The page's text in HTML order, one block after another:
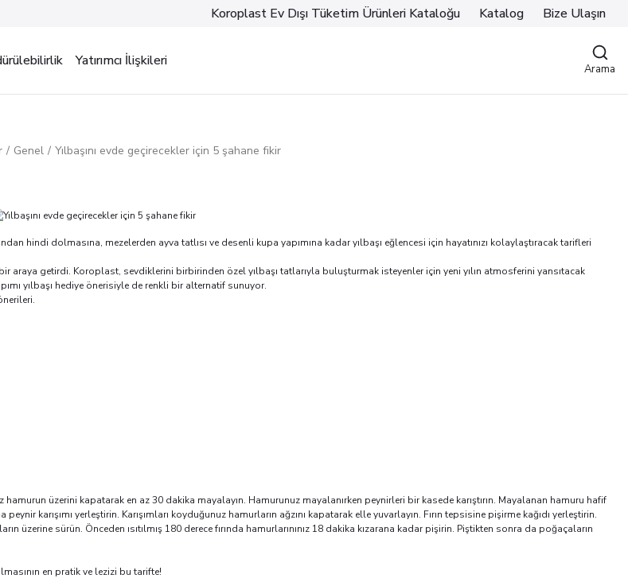
Koroplast Ev Dışı Tüketim Ürünleri Kataloğu Katalog Bize Ulaşın
Yatırımcı İlişkileri Arama
Genel Yılbaşını evde geçirecekler için 5 şahane fikir
hindi dolmasına, mezelerden ayva tatlısı ve desenli kupa yapımına kadar yılbaşı eğlencesi için hayatınızı kolaylaştıracak tarifleri
araya getirdi. Koroplast, sevdiklerini birbirinden özel yılbaşı tatlarıyla buluşturmak isteyenler için yeni yılın atmosferini yansıtacak
yılbaşı hediye önerisiyle de renkli bir alternatif sunuyor.
üzerini kapatarak en az 30 dakika mayalayın. Hamurunuz mayalanırken peynirleri bir kasede karıştırın. Mayalanan hamuru hafif
karışımı yerleştirin. Karışımları koyduğunuz hamurların ağzını kapatarak elle yuvarlayın. Fırın tepsisine pişirme kağıdı yerleştirin.
üzerine sürün. Önceden ısıtılmış 180 derece fırında hamurlarınınız 18 dakika kızarana kadar pişirin. Piştikten sonra da poğaçaların
en pratik ve lezizi bu tarifte!